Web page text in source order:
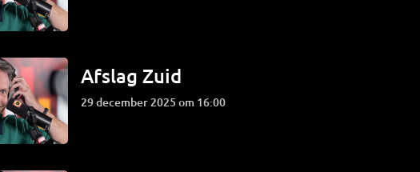
Afslag Zuid
29 december 2025 om 16:00